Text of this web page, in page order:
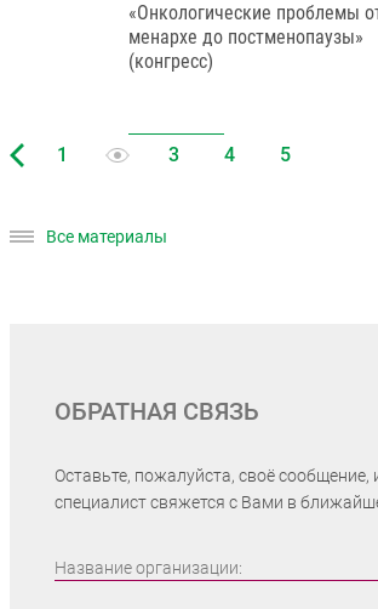
«Онкологические проблемы
менархе до постменопаузы»
(конгресс)
Все материалы
ОБРАТНАЯ СВЯЗЬ
Оставьте, пожалуйста, своё сообщение,
специалист свяжется с Вами в
Название организации: